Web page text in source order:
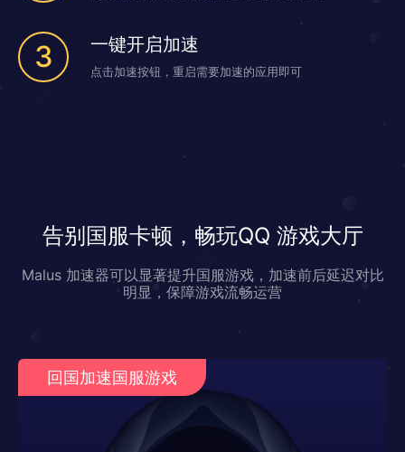
3 一键开启加速
点击加速按钮，重启需要加速的应用即可
告别国服卡顿，畅玩QQ 游戏大厅
Malus 加速器可以显著提升国服游戏，加速前后延迟对比
明显，保障游戏流畅运营
回国加速国服游戏